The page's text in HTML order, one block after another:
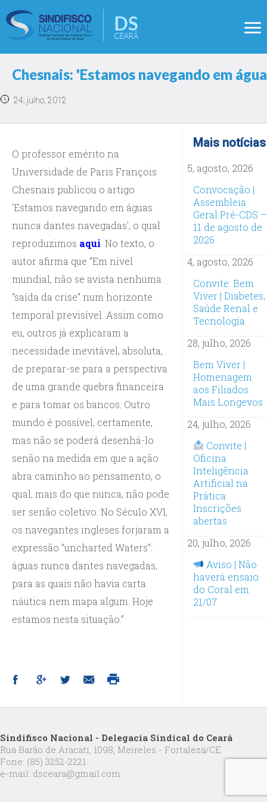
Chesnais: 'Estamos navegando em
24, julho, 2012
O professor emérito na
Universidade de Paris François
Chesnais publicou o artigo
'Estamos navegando em águas
nunca dantes navegadas', o qual
reproduzimos aqui . No texto, o
autor afirma que “Em nível
mundial, não se avista nenhuma
“saída da crise” num horizonte
temporal previsível. Assim como
eu, outros já explicaram a
necessidade inevitável, absoluta,
de preparar-se para a perspectiva
de uma grande quebra financeira
e para tomar os bancos. Outro
mundo é possível, certamente,
mas não se poderá desenhá-lo
senão na medida em que a ação
abra caminho ao pensamento, o
qual, mais do que nunca, não pode
ser senão coletivo. No Século XVI,
os navegantes ingleses forjaram a
expressão “uncharted Waters”:
águas nunca dantes navegadas,
para as quais não havia carta
náutica nem mapa algum. Hoje
estamos nesta situação.”
Mais notícias
5, agosto, 2026
Convocação |
Assembleia
Geral Pré-CDS –
11 de agosto de
2026
4, agosto, 2026
Convite: Bem
Viver | Diabetes,
Saúde Renal e
Tecnologia
28, julho, 2026
Bem Viver |
Homenagem
aos Filiados
Mais Longevos
24, julho, 2026
Convite |
Oficina
Inteligência
Artificial na
Prática:
Inscrições
abertas
20, julho, 2026
Aviso | Não
haverá ensaio
do Coral em
21/07
Sindifisco Nacional - Delegacia Sindical do Ceará
Rua Barão de Aracati, 1098, Meireles - Fortaleza/CE
Fone: (85) 3252-2221
e-mail: dsceara@gmail.com